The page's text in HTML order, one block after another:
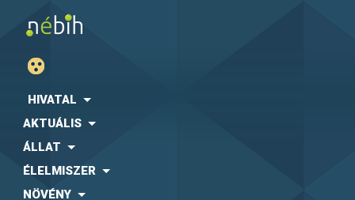
HIVATAL
AKTUÁLIS
ÁLLAT
ÉLELMISZER
NÖVÉNY